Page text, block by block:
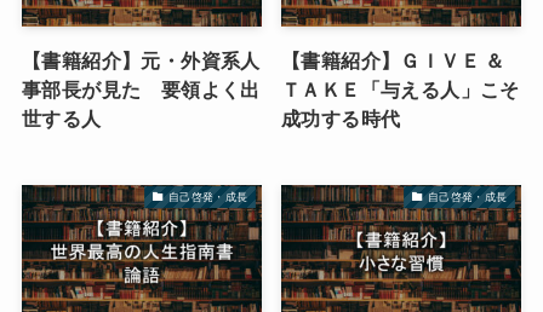
【書籍紹介】元・外資系人
事部長が見た 要領よく出
世する人
【書籍紹介】ＧＩＶＥ ＆
ＴＡＫＥ「与える人」こそ
成功する時代
自己啓発・成長 自己啓発・成長